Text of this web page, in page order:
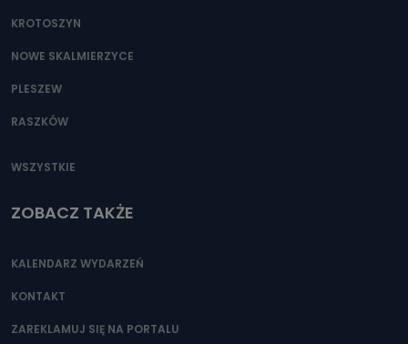
KROTOSZYN
NOWE SKALMIERZYCE
PLESZEW
RASZKÓW
WSZYSTKIE
ZOBACZ TAKŻE
KALENDARZ WYDARZEŃ
KONTAKT
ZAREKLAMUJ SIĘ NA PORTALU